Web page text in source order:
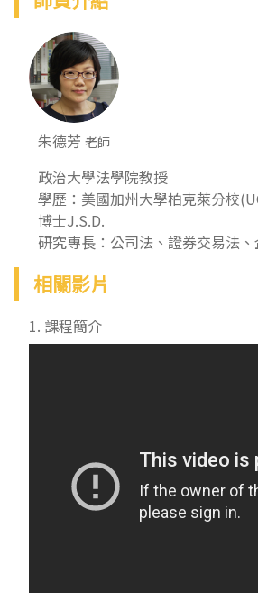
朱德芳 老師
政治大學法學院教授
學歷：美國加州大學柏克萊分校
博士J.S.D.
相關影片
1. 課程簡介